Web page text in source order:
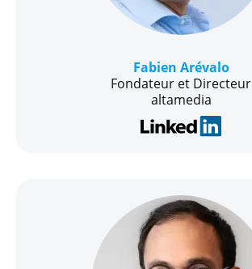
Fabien Arévalo
Fondateur et Directeur
altamedia